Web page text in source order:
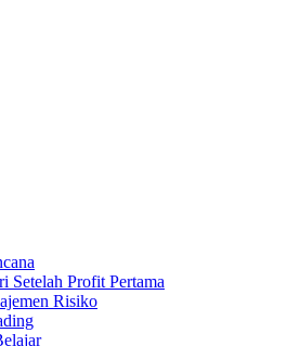
Setelah Profit Pertama
Risiko